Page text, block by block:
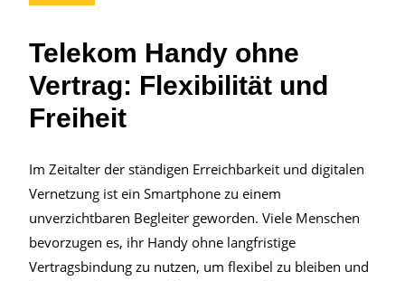
Telekom Handy ohne
Vertrag: Flexibilität und
Freiheit
Im Zeitalter der ständigen Erreichbarkeit und digitalen
Vernetzung ist ein Smartphone zu einem
unverzichtbaren Begleiter geworden. Viele Menschen
bevorzugen es, ihr Handy ohne langfristige
Vertragsbindung zu nutzen, um flexibel zu bleiben und